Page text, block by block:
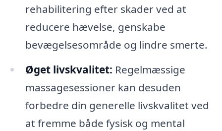
rehabilitering efter skader ved at
reducere hævelse, genskabe
bevægelsesområde og lindre smerte.
Øget livskvalitet: Regelmæssige
massagesessioner kan desuden
forbedre din generelle livskvalitet ved
at fremme både fysisk og mental